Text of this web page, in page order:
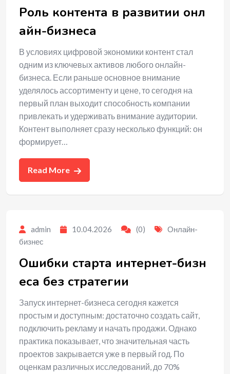
Роль контента в развитии онл
айн-бизнеса
В условиях цифровой экономики контент стал
одним из ключевых активов любого онлайн-
бизнеса. Если раньше основное внимание
уделялось ассортименту и цене, то сегодня на
первый план выходит способность компании
привлекать и удерживать внимание аудитории.
Контент выполняет сразу несколько функций: он
формирует…
Read More
admin 10.04.2026 (0)
Онлайн-
бизнес
Ошибки старта интернет-бизн
еса без стратегии
Запуск интернет-бизнеса сегодня кажется
простым и доступным: достаточно создать сайт,
подключить рекламу и начать продажи. Однако
практика показывает, что значительная часть
проектов закрывается уже в первый год. По
оценкам различных исследований, до 70%